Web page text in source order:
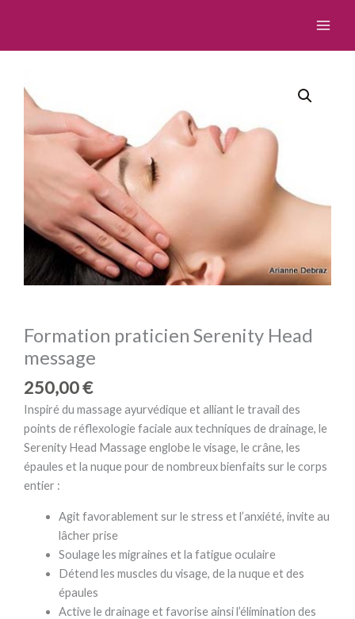
Formation praticien Serenity Head
message
250,00€
Inspiré du massage ayurvédique et alliant le travail des
points de réflexologie faciale aux techniques de drainage, le
Serenity Head Massage englobe le visage, le crâne, les
épaules et la nuque pour de nombreux bienfaits sur le corps
entier :
Agit favorablement sur le stress et l’anxiété, invite au
lâcher prise
Soulage les migraines et la fatigue oculaire
Détend les muscles du visage, de la nuque et des
épaules
Active le drainage et favorise ainsi l’élimination des